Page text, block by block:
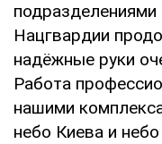
Нацгвардии
надёжные руки
Работа
нашими
небо Киева и